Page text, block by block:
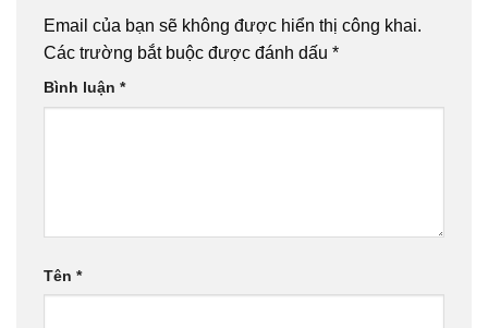
Email của bạn sẽ không được hiển thị công khai.
Các trường bắt buộc được đánh dấu *
Bình luận *
Tên *